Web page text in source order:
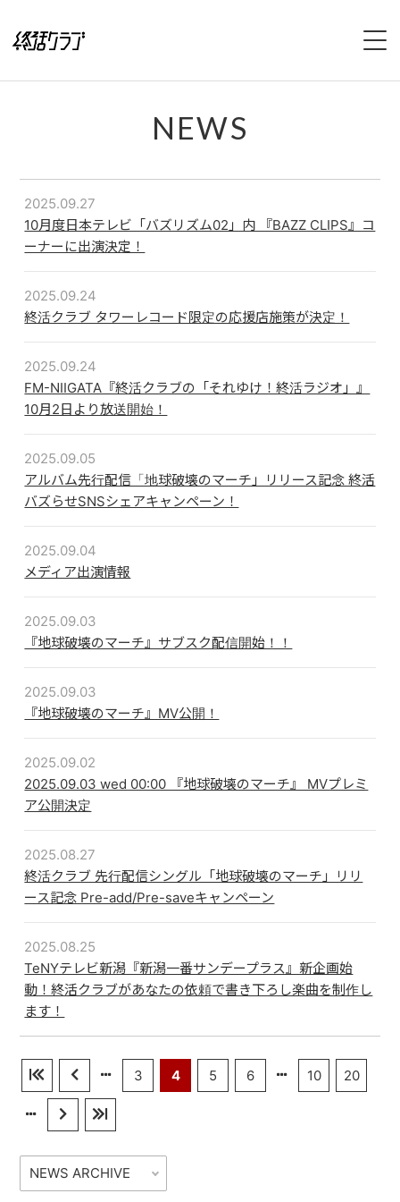
1stFullAlbum『終活のススメ』特設サイト
NEWS
DISCOGRAPHY
ガチャガチャ
CONTACT
公式ファンクラブ
配信リンク
NEWS
2025.09.27
10月度日本テレビ「バズリズム02」内 『BAZZ CLIPS』コ
ーナーに出演決定！
2025.09.24
終活クラブ タワーレコード限定の応援店施策が決定！
2025.09.24
FM-NIIGATA『終活クラブの「それゆけ！終活ラジオ」』
10月2日より放送開始！
2025.09.05
アルバム先行配信「地球破壊のマーチ」リリース記念 終活
バズらせSNSシェアキャンペーン！
2025.09.04
メディア出演情報
2025.09.03
『地球破壊のマーチ』サブスク配信開始！！
2025.09.03
『地球破壊のマーチ』MV公開！
2025.09.02
2025.09.03 wed 00:00 『地球破壊のマーチ』 MVプレミ
ア公開決定
2025.08.27
終活クラブ 先行配信シングル「地球破壊のマーチ」リリ
ース記念 Pre-add/Pre-saveキャンペーン
2025.08.25
TeNYテレビ新潟『新潟一番サンデープラス』新企画始
動！終活クラブがあなたの依頼で書き下ろし楽曲を制作し
ます！
3 4 5 6 10 20